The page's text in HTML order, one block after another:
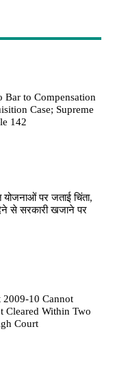
to Compensation
Case; Supreme
142
योजनाओं पर जताई चिंता,
से सरकारी खजाने पर
2009-10 Cannot
Cleared Within Two
Court